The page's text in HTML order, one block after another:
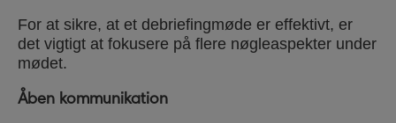
For at sikre, at et debriefingmøde er effektivt, er
det vigtigt at fokusere på flere nøgleaspekter under
mødet.
Åben kommunikation